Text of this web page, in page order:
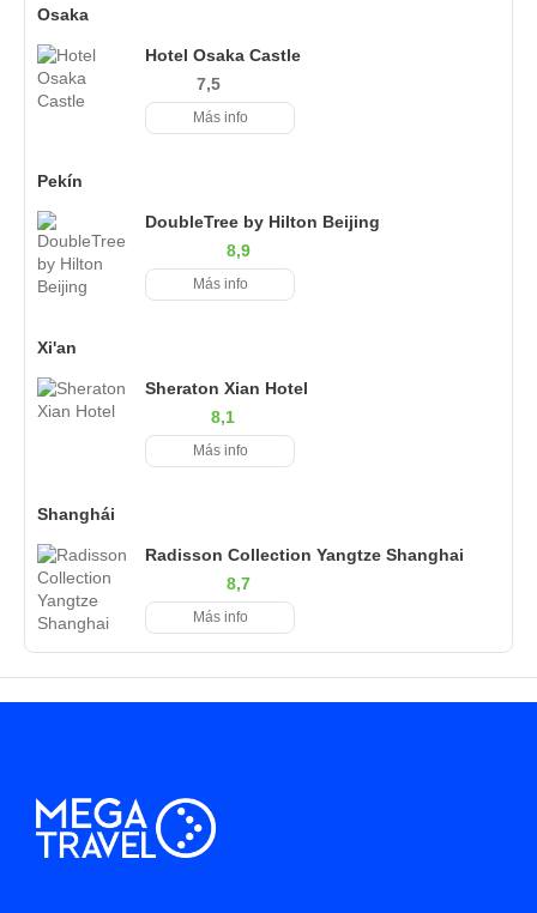
Osaka
Hotel Osaka Castle
7,5
Más info
Pekín
DoubleTree by Hilton Beijing
8,9
Más info
Xi'an
Sheraton Xian Hotel
8,1
Más info
Shanghái
Radisson Collection Yangtze Shanghai
8,7
Más info